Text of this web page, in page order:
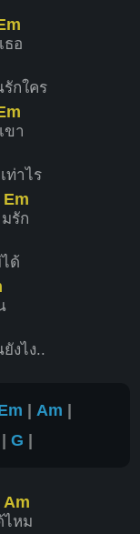
ธอ
กใคร
ขา
ท่าไร
Em
รัก
ด้
งไง..
| Am |
| G |
ไ
Am
หม